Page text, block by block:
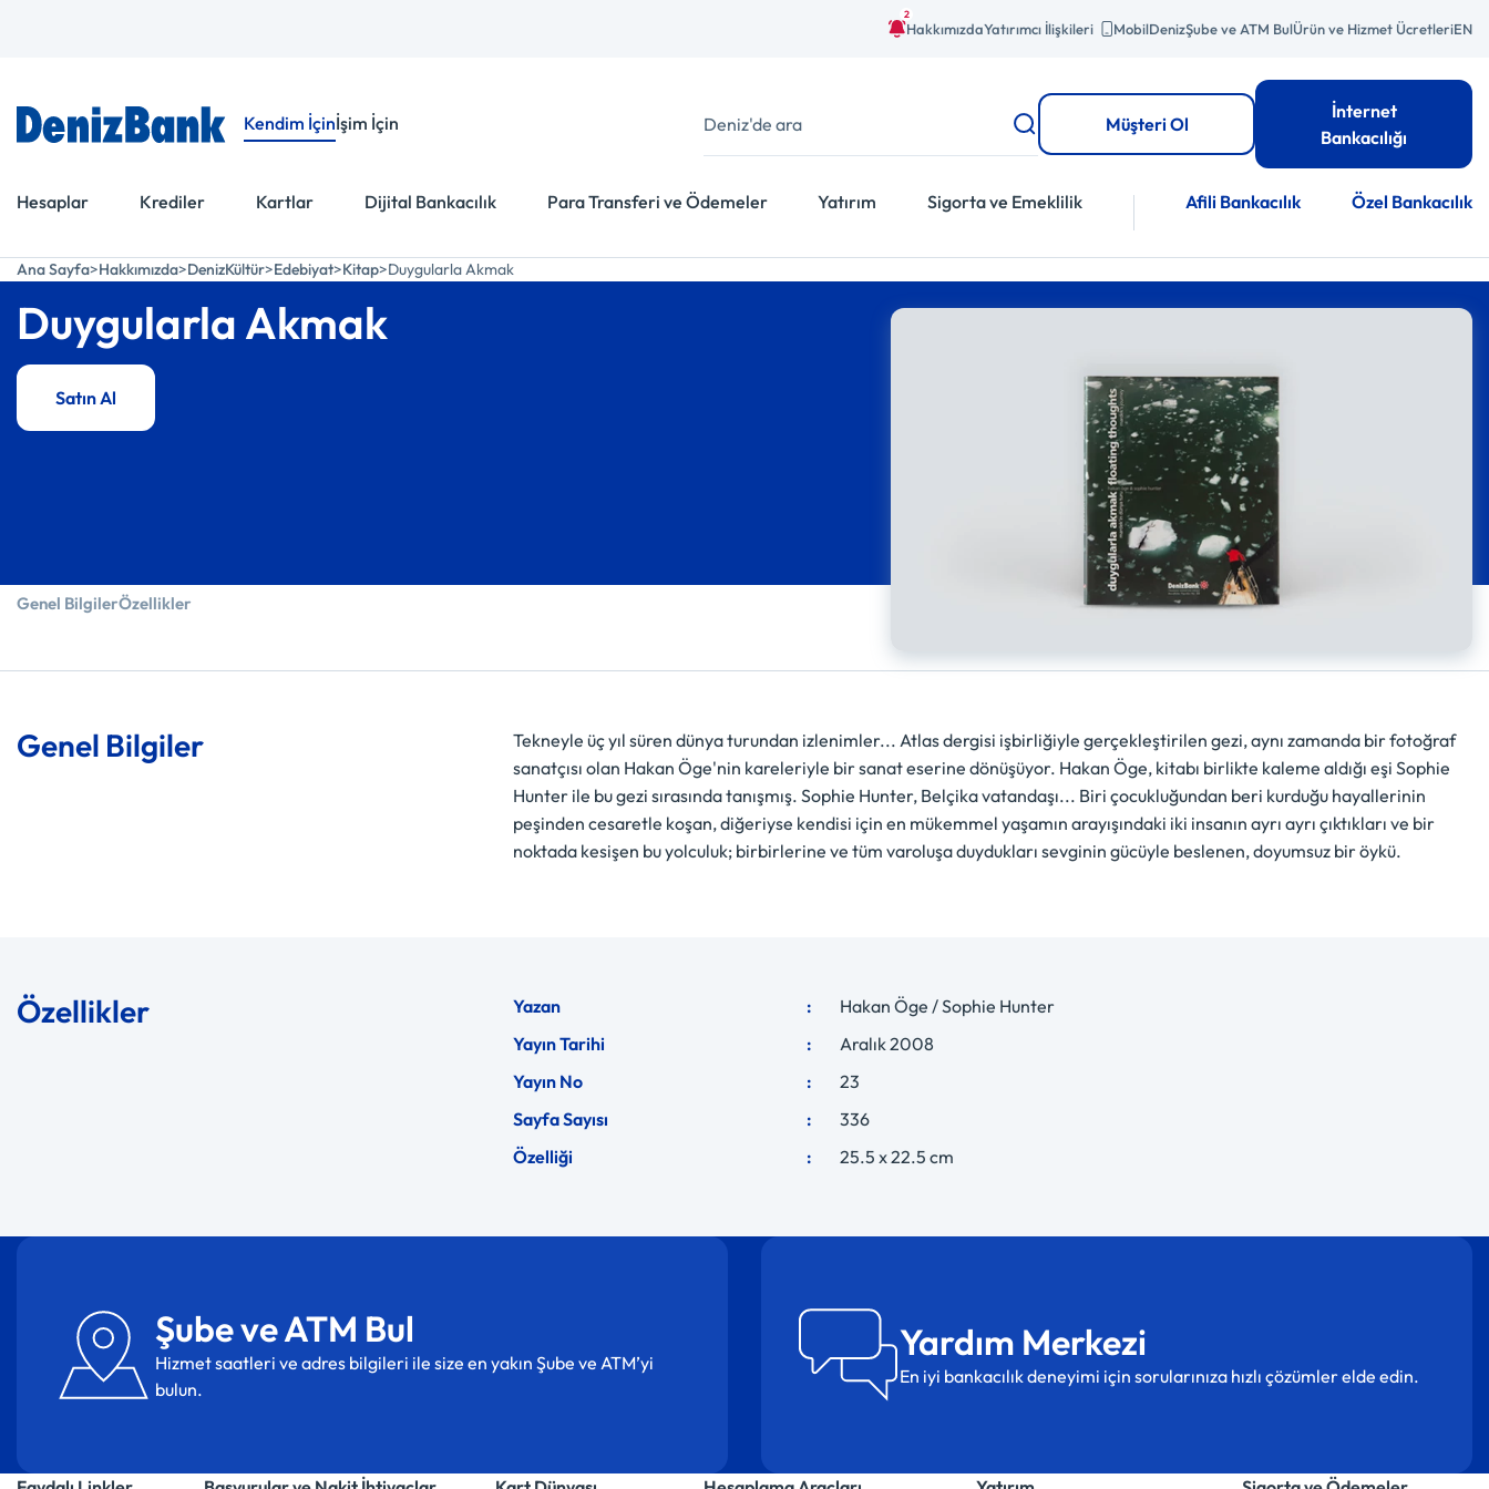
2
HakkımızdaYatırımcı İlişkileri MobilDenizŞube ve ATM BulÜrün ve Hizmet ÜcretleriEN
Kendim İçinİşim İçin
Hesaplar Krediler Kartlar Dijital Bankacılık Para Transferi ve Ödemeler Yatırım Sigorta ve Emeklilik Afili Bankacılık Özel Bankacılık
Müşteri Ol
İnternet
Bankacılığı
Ana Sayfa Hakkımızda DenizKültür Edebiyat Kitap Duygularla Akmak
Duygularla Akmak
Satın Al
Genel BilgilerÖzellikler
Genel Bilgiler
Tekneyle üç yıl süren dünya turundan izlenimler... Atlas dergisi işbirliğiyle gerçekleştirilen gezi, aynı zamanda bir fotoğraf
sanatçısı olan Hakan Öge'nin kareleriyle bir sanat eserine dönüşüyor. Hakan Öge, kitabı birlikte kaleme aldığı eşi Sophie
Hunter ile bu gezi sırasında tanışmış. Sophie Hunter, Belçika vatandaşı... Biri çocukluğundan beri kurduğu hayallerinin
peşinden cesaretle koşan, diğeriyse kendisi için en mükemmel yaşamın arayışındaki iki insanın ayrı ayrı çıktıkları ve bir
noktada kesişen bu yolculuk; birbirlerine ve tüm varoluşa duydukları sevginin gücüyle beslenen, doyumsuz bir öykü.
Özellikler Yazan
Hakan Öge / Sophie Hunter
Yayın Tarihi
Aralık 2008
Yayın No
23
Sayfa Sayısı
336
Özelliği
25.5 x 22.5 cm
Şube ve ATM Bul
Hizmet saatleri ve adres bilgileri ile size en yakın Şube ve ATM’yi
bulun.
Yardım Merkezi
En iyi bankacılık deneyimi için sorularınıza hızlı çözümler elde edin.